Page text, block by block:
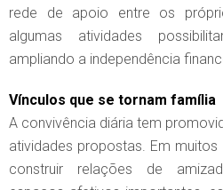
rede de apoio entre os
algumas atividades
ampliando a independência
Vínculos que se tornam família
A convivência diária tem
atividades propostas. Em
construir relações de